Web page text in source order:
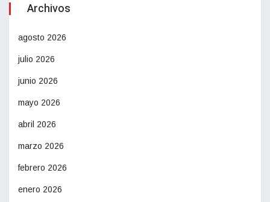
Archivos
agosto 2026
julio 2026
junio 2026
mayo 2026
abril 2026
marzo 2026
febrero 2026
enero 2026